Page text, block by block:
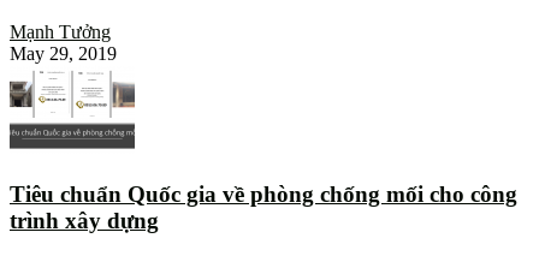
Mạnh Tưởng
May 29, 2019
Tiêu chuẩn Quốc gia về phòng chống mối cho công
trình xây dựng